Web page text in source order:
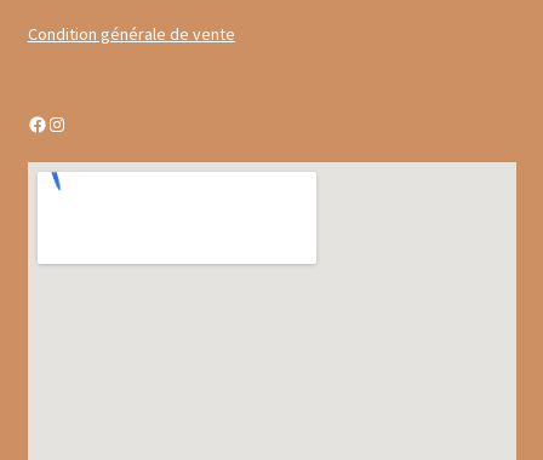
Tartinables
Condition générale de vente
Facebook
Instagram